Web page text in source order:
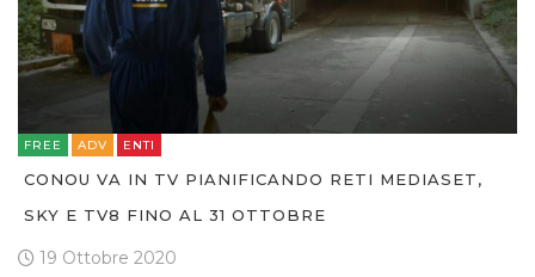
FREE ADV ENTI
CONOU VA IN TV PIANIFICANDO RETI MEDIASET,
SKY E TV8 FINO AL 31 OTTOBRE
19 Ottobre 2020